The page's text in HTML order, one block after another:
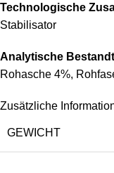
Technologische
Stabilisator
Analytische
Rohasche 4%,
Zusätzliche
GEWICHT